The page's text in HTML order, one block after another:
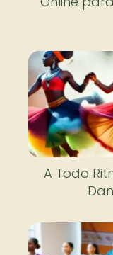
A Todo